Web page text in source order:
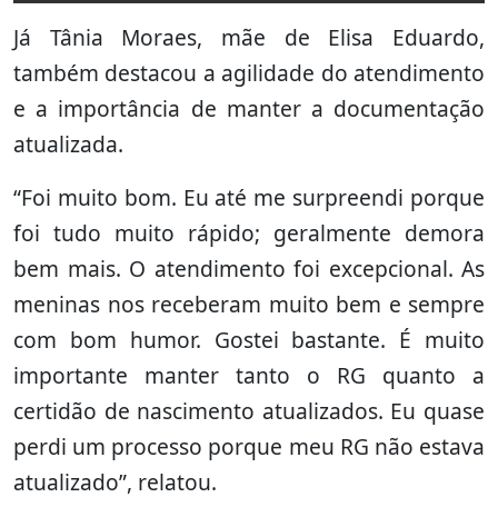
Já Tânia Moraes, mãe de Elisa Eduardo,
também destacou a agilidade do atendimento
e a importância de manter a documentação
atualizada.
“Foi muito bom. Eu até me surpreendi porque
foi tudo muito rápido; geralmente demora
bem mais. O atendimento foi excepcional. As
meninas nos receberam muito bem e sempre
com bom humor. Gostei bastante. É muito
importante manter tanto o RG quanto a
certidão de nascimento atualizados. Eu quase
perdi um processo porque meu RG não estava
atualizado”, relatou.